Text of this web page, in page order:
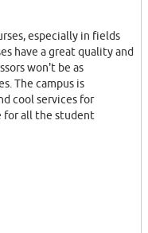
especially in fields
have a great quality and
won't be as
The campus is
cool services for
for all the student